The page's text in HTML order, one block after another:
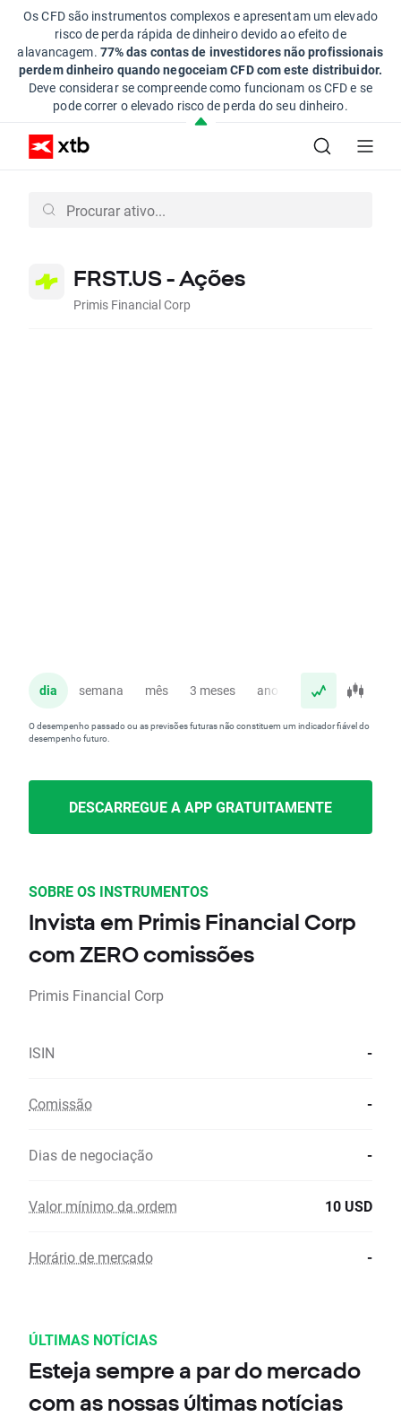
Os CFD são instrumentos complexos e apresentam um elevado
risco de perda rápida de dinheiro devido ao efeito de
alavancagem. 77% das contas de investidores não profissionais
perdem dinheiro quando negoceiam CFD com este distribuidor.
Deve considerar se compreende como funcionam os CFD e se
pode correr o elevado risco de perda do seu dinheiro.
FRST.US - Ações
Primis Financial Corp
dia semana mês 3 meses ano
O desempenho passado ou as previsões futuras não constituem um indicador fiável do
desempenho futuro.
DESCARREGUE A APP GRATUITAMENTE
SOBRE OS INSTRUMENTOS
Invista em Primis Financial Corp
com ZERO comissões
Primis Financial Corp
ISIN -
Comissão -
Dias de negociação -
Valor mínimo da ordem 10 USD
Horário de mercado -
ÚLTIMAS NOTÍCIAS
Esteja sempre a par do mercado
com as nossas últimas notícias